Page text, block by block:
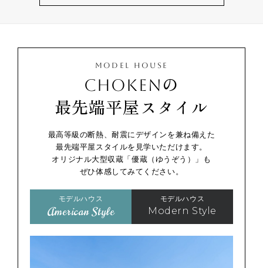
MODEL HOUSE
CHOKENの
最先端平屋スタイル
最高等級の断熱、耐震にデザインを兼ね備えた
最先端平屋スタイルを見学いただけます。
オリジナル大型収蔵「優蔵（ゆうぞう）」も
ぜひ体感してみてください。
モデルハウス
American Style
モデルハウス
Modern Style